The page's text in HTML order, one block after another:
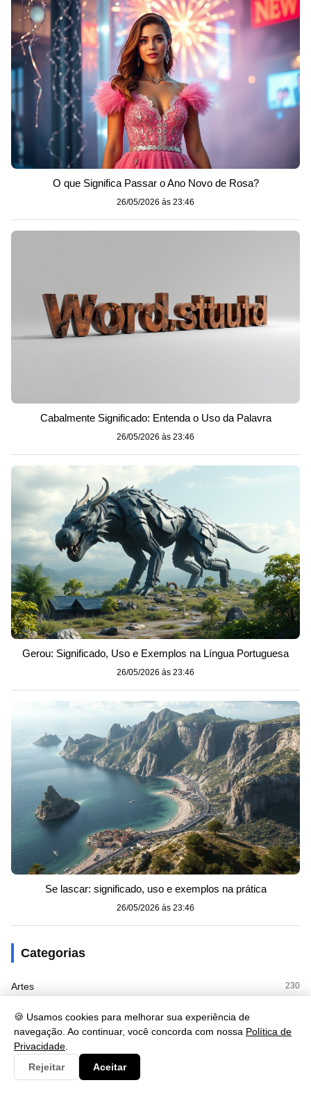
🍪 Usamos cookies para melhorar sua experiência de
navegação. Ao continuar, você concorda com nossa Política de
Privacidade
Rejeitar
Aceitar
O que Significa Passar o Ano Novo de Rosa?
26/05/2026 às 23:46
Cabalmente Significado: Entenda o Uso da Palavra
26/05/2026 às 23:46
Gerou: Significado, Uso e Exemplos na Língua Portuguesa
26/05/2026 às 23:46
Se lascar: significado, uso e exemplos na prática
26/05/2026 às 23:46
Categorias
Artes 230
Biologia
Clima
Cultura